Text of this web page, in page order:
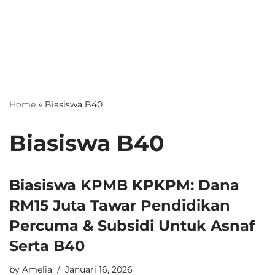
Home » Biasiswa B40
Biasiswa B40
Biasiswa KPMB KPKPM: Dana
RM15 Juta Tawar Pendidikan
Percuma & Subsidi Untuk Asnaf
Serta B40
by Amelia Januari 16, 2026